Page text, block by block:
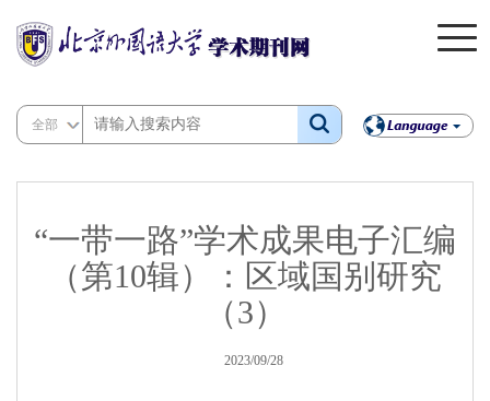
全部
“一带一路”学术成果电子汇编
（第10辑）：区域国别研究
（3）
2023/09/28